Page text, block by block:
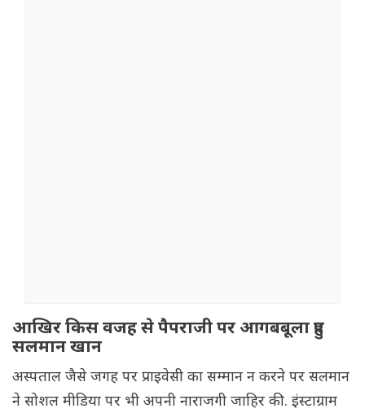
आखिर किस वजह से पैपराजी पर आगबबूला हुए
सलमान खान
अस्पताल जैसे जगह पर प्राइवेसी का सम्मान न करने पर सलमान
ने सोशल मीडिया पर भी अपनी नाराजगी जाहिर की. इंस्टाग्राम